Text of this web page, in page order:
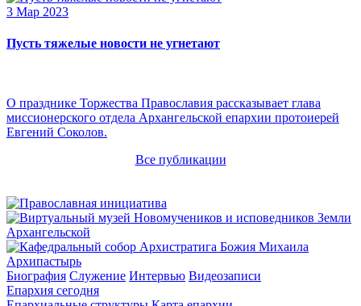
3 Мар 2023
Пусть тяжелые новости не угнетают
О празднике Торжества Православия рассказывает глава
миссионерского отдела Архангельской епархии протоиерей
Евгений Соколов.
Все публикации
Архипастырь
Биография Служение Интервью Видеозаписи
Епархия сегодня